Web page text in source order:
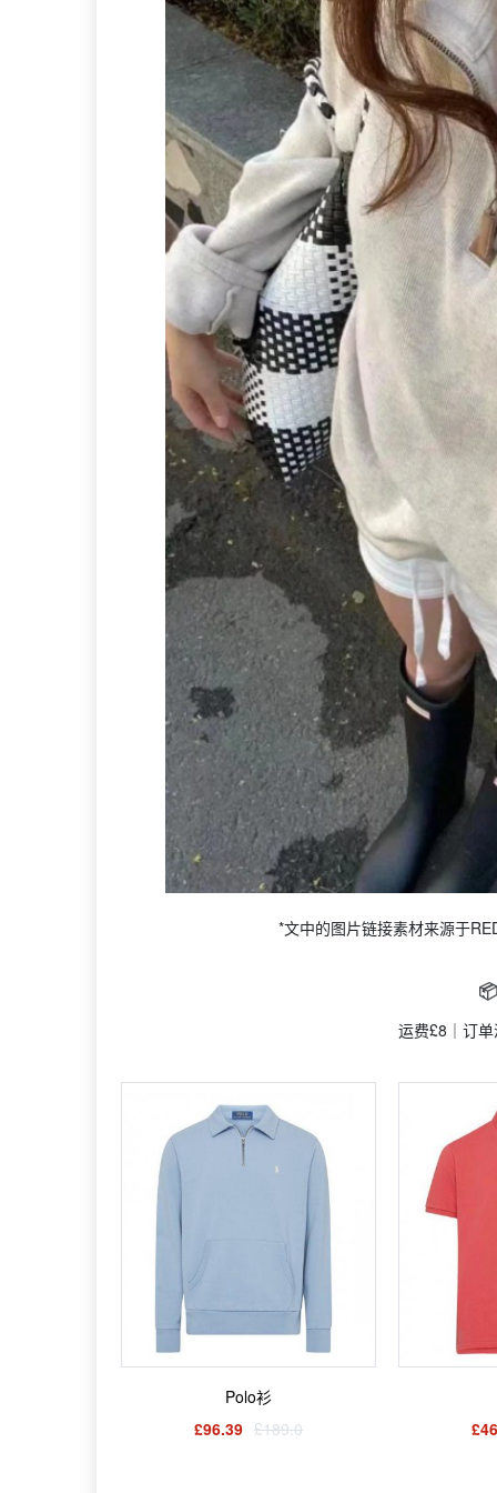
*文中的图片链接素材来源于
运费£8｜订
Polo衫
£96.39 £189.0